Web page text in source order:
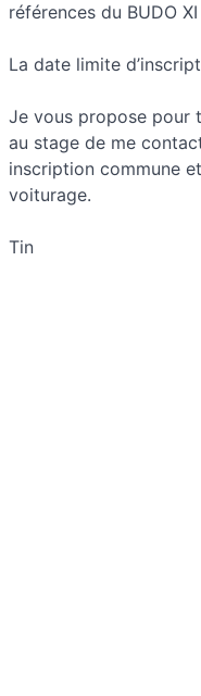
références du BUDO
La date limite
Je vous propose pour
au stage de me
inscription commune
voiturage.
Tin